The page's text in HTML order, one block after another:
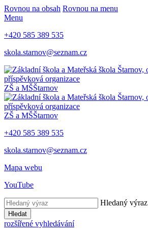
Rovnou na obsah Rovnou na menu
Menu
+420 585 389 535
skola.starnov@seznam.cz
ZŠ a MŠŠtarnov
ZŠ a MŠŠtarnov
+420 585 389 535
skola.starnov@seznam.cz
Mapa webu
YouTube
Hledaný výraz
Hledat
rozšířené vyhledávání